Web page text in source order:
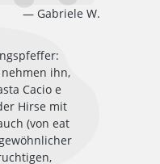
Gabriele W.
ihn,
Cacio e
Hirse mit
(von eat